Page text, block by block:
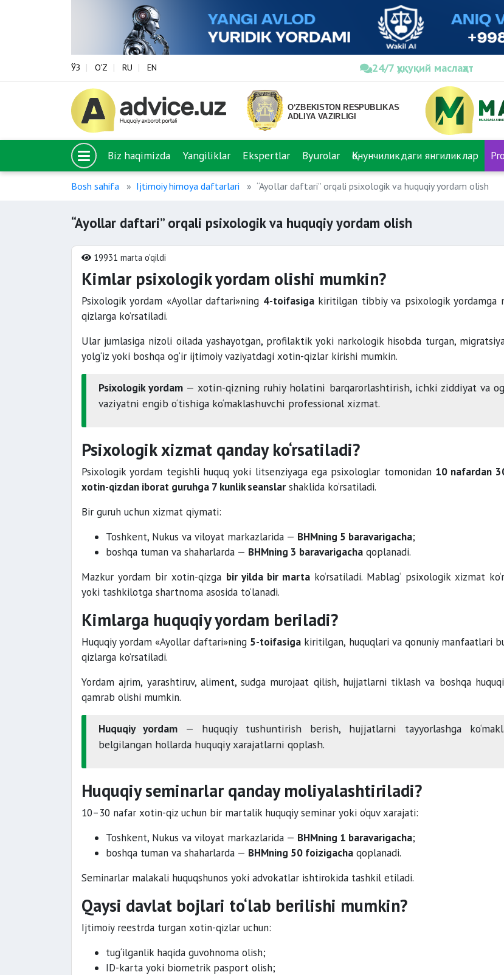
ЎЗ O‘Z RU EN 24/7 ҳуқуқий маслаҳат
Biz haqimizda Yangiliklar Ekspertlar Byurolar Қонунчиликдаги янгиликлар
Bosh sahifa Ijtimoiy himoya daftarlari “Ayollar daftari” orqali psixologik va huquqiy yordam olish
“Ayollar daftari” orqali psixologik va huquqiy yordam olish
19931 marta o'qildi
Kimlar psixologik yordam olishi mumkin?
Psixologik yordam «Ayollar daftari»ning 4-toifasigakiritilgan tibbiy va psixologik yordamga
qizlarga ko‘rsatiladi.
Ular jumlasiga nizoli oilada yashayotgan, profilaktik yoki narkologik hisobda turgan,
yolg‘iz yoki boshqa og‘ir ijtimoiy vaziyatdagi xotin-qizlar kirishi mumkin.
Psixologik yordam — xotin-qizning ruhiy holatini barqarorlashtirish, ichki ziddiyat va
vaziyatni engib o‘tishiga ko‘maklashuvchi professional xizmat.
Psixologik xizmat qanday ko‘rsatiladi?
Psixologik yordam tegishli huquq yoki litsenziyaga ega psixologlar tomonidan 10 nafardan
xotin-qizdan iborat guruhga 7 kunlik seanslar shaklida ko‘rsatiladi.
Bir guruh uchun xizmat qiymati:
Toshkent, Nukus va viloyat markazlarida — BHMning 5 baravarigacha;
boshqa tuman va shaharlarda — BHMning 3 baravarigacha qoplanadi.
Mazkur yordam bir xotin-qizga bir yilda bir marta ko‘rsatiladi. Mablag‘ psixologik xizmat
yoki tashkilotga shartnoma asosida to‘lanadi.
Kimlarga huquqiy yordam beriladi?
Huquqiy yordam «Ayollar daftari»ning 5-toifasiga kiritilgan, huquqlari va qonuniy manfaatlari
qizlarga ko‘rsatiladi.
Yordam ajrim, yarashtiruv, aliment, sudga murojaat qilish, hujjatlarni tiklash va boshqa
qamrab olishi mumkin.
Huquqiy yordam — huquqiy tushuntirish berish, hujjatlarni tayyorlashga
belgilangan hollarda huquqiy xarajatlarni qoplash.
Huquqiy seminarlar qanday moliyalashtiriladi?
10–30 nafar xotin-qiz uchun bir martalik huquqiy seminar yoki o‘quv xarajati:
Toshkent, Nukus va viloyat markazlarida — BHMning 1 baravarigacha;
boshqa tuman va shaharlarda — BHMning 50 foizigacha qoplanadi.
Seminarlar malakali huquqshunos yoki advokatlar ishtirokida tashkil etiladi.
Qaysi davlat bojlari to‘lab berilishi mumkin?
Ijtimoiy reestrda turgan xotin-qizlar uchun:
tug‘ilganlik haqida guvohnoma olish;
ID-karta yoki biometrik pasport olish;